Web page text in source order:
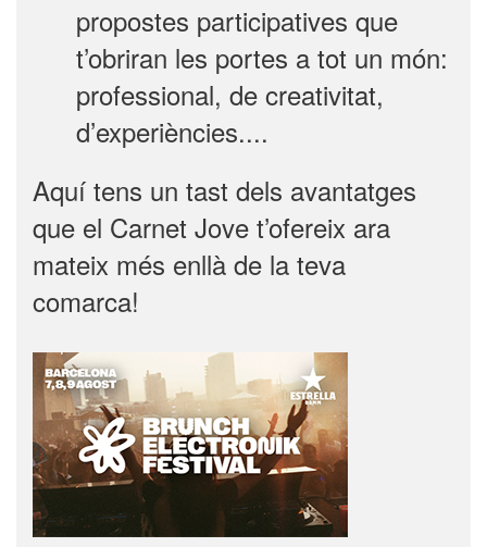
propostes participatives que
t’obriran les portes a tot un món:
professional, de creativitat,
d’experiències....
Aquí tens un tast dels avantatges
que el Carnet Jove t’ofereix ara
mateix més enllà de la teva
comarca!